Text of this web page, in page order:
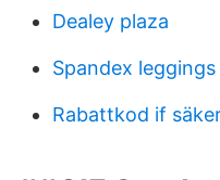
Dealey plaza
Spandex leggings
Rabattkod if